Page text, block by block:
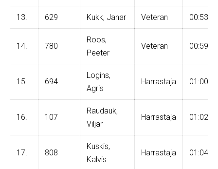
13. 629 Kukk, Janar Veteran
14. 780
Roos,
Peeter
Veteran
15. 694
Logins,
Agris
Harrastaja
16. 107
Raudauk,
Viljar
Harrastaja
17. 808
Kuskis,
Kalvis
Harrastaja